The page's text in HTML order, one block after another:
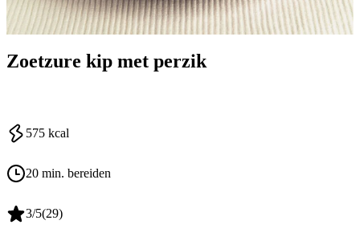
Zoetzure kip met perzik
575 kcal
20 min. bereiden
3/5(29)